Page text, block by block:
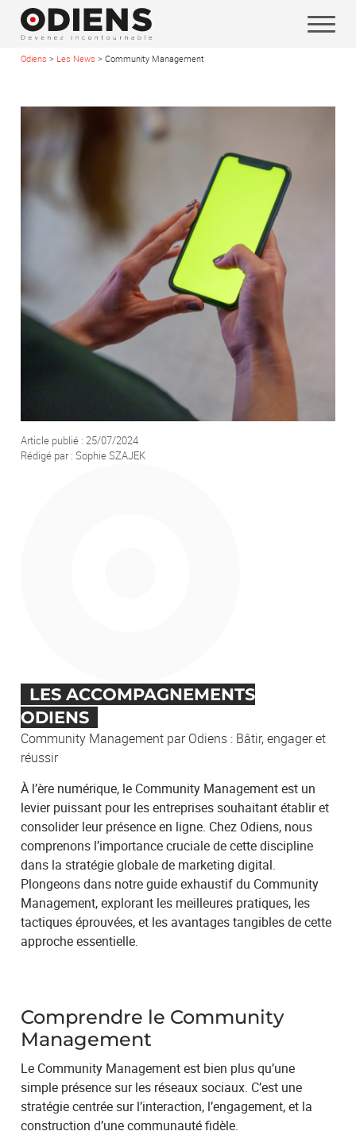
Votre demande
Odiens > Les News >Community Management
Article publié : 25/07/2024
Rédigé par : Sophie SZAJEK
LES ACCOMPAGNEMENTS
ODIENS
Community Management par Odiens : Bâtir, engager et
réussir
À l’ère numérique, le Community Management est un
levier puissant pour les entreprises souhaitant établir et
consolider leur présence en ligne. Chez Odiens, nous
comprenons l’importance cruciale de cette discipline
dans la stratégie globale de marketing digital.
Plongeons dans notre guide exhaustif du Community
Management, explorant les meilleures pratiques, les
tactiques éprouvées, et les avantages tangibles de cette
approche essentielle.
Comprendre le Community
Management
Le Community Management est bien plus qu’une
simple présence sur les réseaux sociaux. C’est une
stratégie centrée sur l’interaction, l’engagement, et la
construction d’une communauté fidèle.